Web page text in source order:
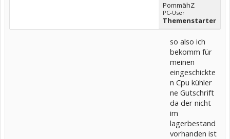
PommähZ
PC-User
Themenstarter
so also ich
bekomm für
meinen
eingeschickte
n Cpu kühler
ne Gutschrift
da der nicht
im
lagerbestand
vorhanden ist